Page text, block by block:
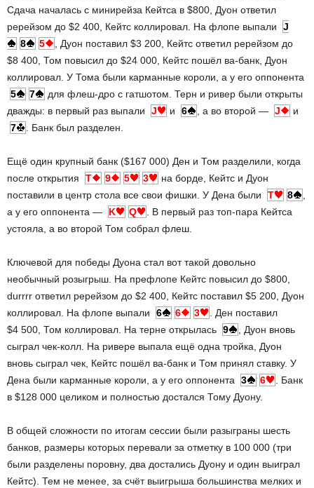
Сдача началась с минирейза Кейтса в $800, Дуон ответил
ререйзом до $2 400, Кейтс коллировал. На флопе выпали J
8
5
, Дуон поставил $3 200, Кейтс ответил ререйзом до
$8 400, Том повысил до $24 000, Кейтс пошёл ва-банк, Дуон
коллировал. У Тома были карманные короли, а у его оппонента
5
7
для флеш-дро с гатшотом. Терн и ривер были открыты
дважды: в первый раз выпали J и 6 , а во второй — J
и
7
. Банк был разделен.
Ещё один крупный банк ($167 000) Ден и Том разделили, когда
после открытия T 9 5 3
на борде, Кейтс и Дуон
поставили в центр стола все свои фишки. У Дена были T 8
,
а у его оппонента —
K Q
. В первый раз топ-пара Кейтса
устояла, а во второй Том собрал флеш.
Ключевой для победы Дуона стал вот такой довольно
необычный розыгрыш. На префлопе Кейтс повысил до $800,
durrrr ответил ререйзом до $2 400, Кейтс поставил $5 200, Дуон
коллировал. На флопе выпали 6 6 3
. Ден поставил
$4 500, Том коллировал. На терне открылась 9
, Дуон вновь
сыграл чек-колл. На ривере выпала ещё одна тройка, Дуон
вновь сыграл чек, Кейтс пошёл ва-банк и Том принял ставку. У
Дена были карманные короли, а у его оппонента 3 6
. Банк
в $128 000 целиком и полностью достался Тому Дуону.
В общей сложности по итогам сессии были разыграны шесть
банков, размеры которых перевали за отметку в 100 000 (три
были разделены поровну, два достались Дуону и один выиграл
Кейтс). Тем не менее, за счёт выигрыша большинства мелких и